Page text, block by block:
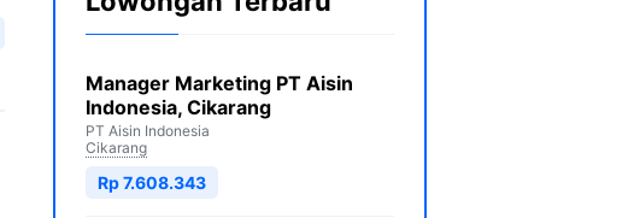
Manager Marketing PT Aisin
Indonesia, Cikarang
PT Aisin Indonesia
Cikarang
Rp 7.608.343